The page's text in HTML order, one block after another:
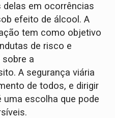
em ocorrências
efeito de álcool. A
tem como objetivo
de risco e
a
A segurança viária
de todos, e dirigir
escolha que pode